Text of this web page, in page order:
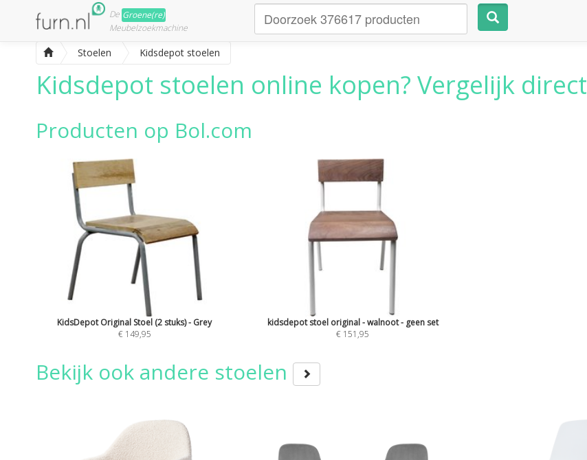
De Groene(re)
Meubelzoekmachine
Stoelen Kidsdepot stoelen
Kidsdepot stoelen online kopen? Vergelijk direct
Producten op Bol.com
KidsDepot Original Stoel (2 stuks) - Grey
€ 149,95
kidsdepot stoel original - walnoot - geen set
€ 151,95
Bekijk ook andere stoelen